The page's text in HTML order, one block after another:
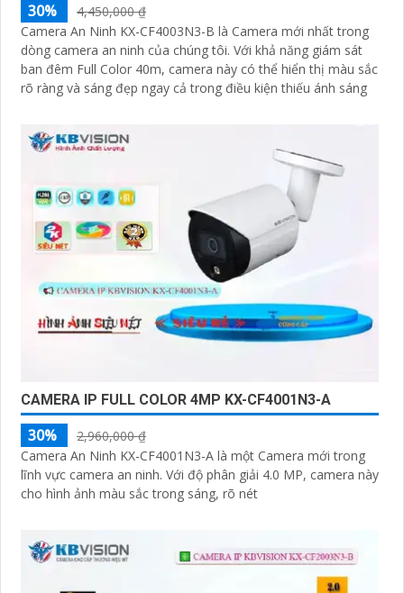
30%
4,450,000 ₫
Camera An Ninh KX-CF4003N3-B là Camera mới nhất trong
dòng camera an ninh của chúng tôi. Với khả năng giám sát
ban đêm Full Color 40m, camera này có thể hiển thị màu sắc
rõ ràng và sáng đẹp ngay cả trong điều kiện thiếu ánh sáng
CAMERA IP FULL COLOR 4MP KX-CF4001N3-A
30%
2,960,000 ₫
Camera An Ninh KX-CF4001N3-A là một Camera mới trong
lĩnh vực camera an ninh. Với độ phân giải 4.0 MP, camera này
cho hình ảnh màu sắc trong sáng, rõ nét